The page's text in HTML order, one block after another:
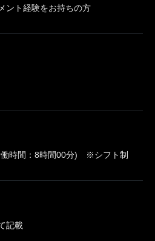
ント経験をお持ちの方
働時間：8時間00分) ※シフト制
記載